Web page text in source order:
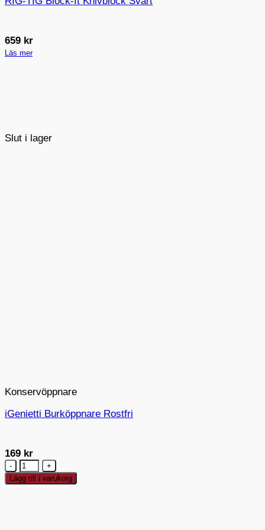
Slut i lager
659 kr
Läs mer
Konservöppnare
iGenietti Burköppnare Rostfri
169 kr
iGenietti
Burköppnare
Rostfri
Lägg till i varukorg